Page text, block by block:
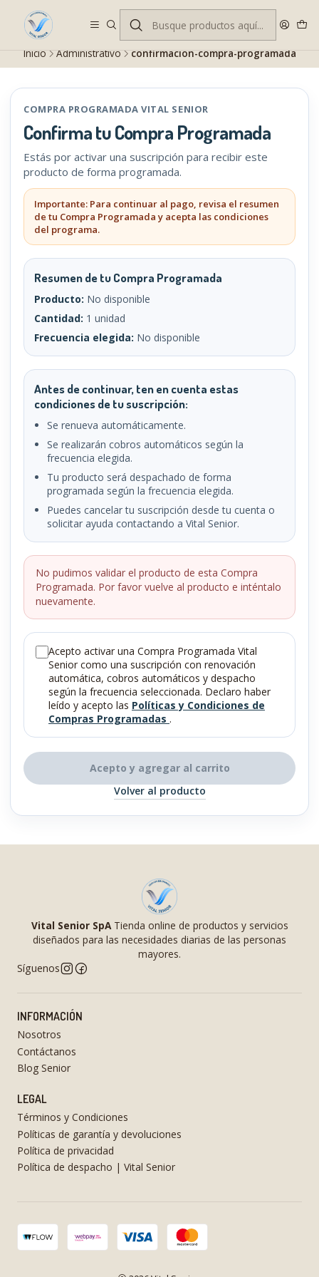
Despacho gratis en RM desde $100.000. Revisa las condiciones.
Inicio Administrativo confirmacion-compra-programada
COMPRA PROGRAMADA VITAL SENIOR
Confirma tu Compra Programada
Estás por activar una suscripción para recibir este
producto de forma programada.
Importante: Para continuar al pago, revisa el resumen
de tu Compra Programada y acepta las condiciones
del programa.
Resumen de tu Compra Programada
Producto: No disponible
Cantidad: 1 unidad
Frecuencia elegida: No disponible
Antes de continuar, ten en cuenta estas
condiciones de tu suscripción:
Se renueva automáticamente.
Se realizarán cobros automáticos según la
frecuencia elegida.
Tu producto será despachado de forma
programada según la frecuencia elegida.
Puedes cancelar tu suscripción desde tu cuenta o
solicitar ayuda contactando a Vital Senior.
No pudimos validar el producto de esta Compra
Programada. Por favor vuelve al producto e inténtalo
nuevamente.
Acepto activar una Compra Programada Vital
Senior como una suscripción con renovación
automática, cobros automáticos y despacho
según la frecuencia seleccionada. Declaro haber
leído y acepto las Políticas y Condiciones de
Compras Programadas .
Acepto y agregar al carrito
Volver al producto
Vital Senior SpATienda online de productos y servicios
diseñados para las necesidades diarias de las personas
mayores.
Síguenos
INFORMACIÓN
Nosotros
Contáctanos
Blog Senior
LEGAL
Términos y Condiciones
Políticas de garantía y devoluciones
Política de privacidad
Política de despacho | Vital Senior